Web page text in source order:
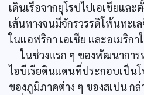
เดินเรือจากยุโรปไปเอเชียและ
เส้นทางจนมีจักรวรรดิโพ้นทะ
ในแอฟริกา เอเชีย และอเมริก
ในช่วงแรก ๆ ของพัฒนาการ
ไอบีเรียดินแดนที่ประกอบเป็น
ของภูมิภาคต่าง ๆ ของสเปน ก